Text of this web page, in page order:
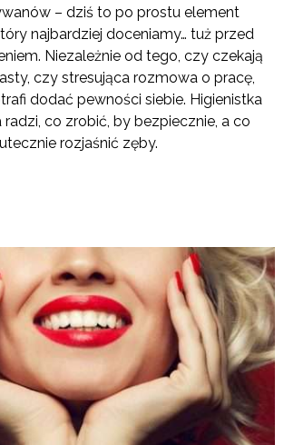
– dziś to po prostu element
najbardziej doceniamy… tuż przed
Niezależnie od tego, czy czekają
czy stresująca rozmowa o pracę,
dodać pewności siebie. Higienistka
co zrobić, by bezpiecznie, a co
rozjaśnić zęby.